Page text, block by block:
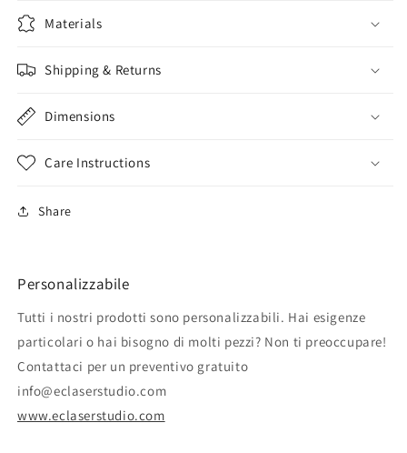
Materials
Shipping & Returns
Dimensions
Care Instructions
Share
Personalizzabile
Tutti i nostri prodotti sono personalizzabili. Hai esigenze
particolari o hai bisogno di molti pezzi? Non ti preoccupare!
Contattaci per un preventivo gratuito
info@eclaserstudio.com
www.eclaserstudio.com